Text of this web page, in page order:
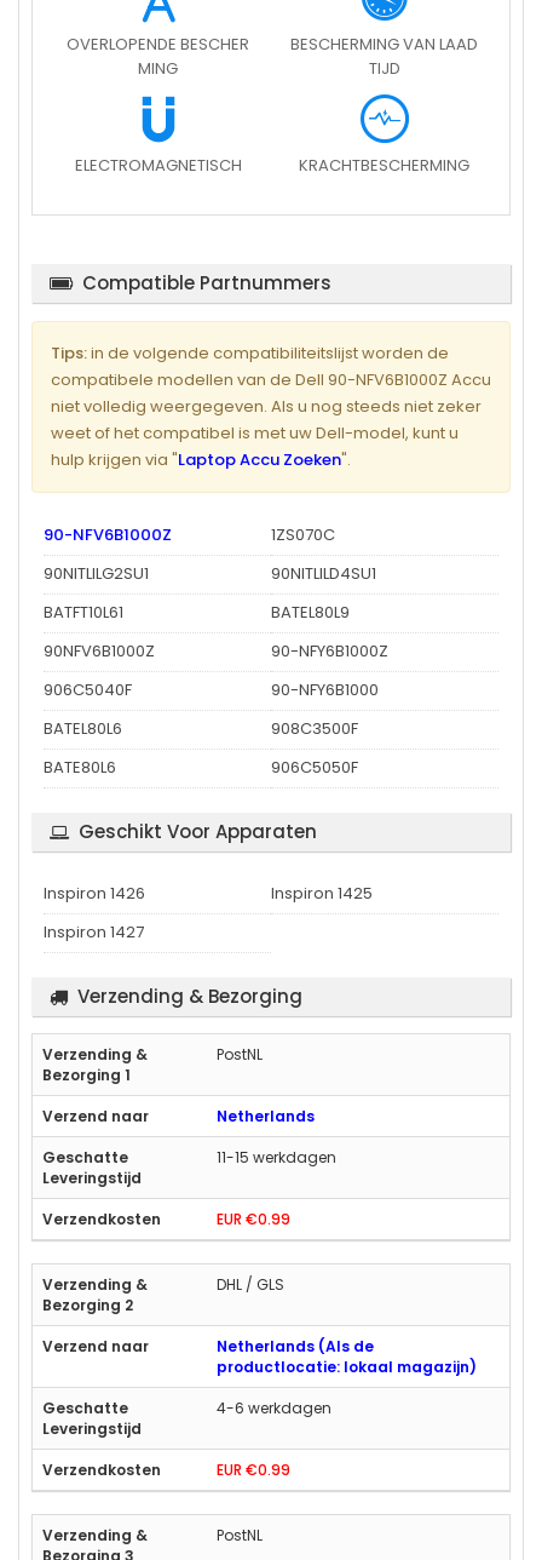
OVERLOPENDE BESCHER
MING
BESCHERMING VAN LAAD
TIJD
ELECTROMAGNETISCH KRACHTBESCHERMING
Compatible Partnummers
Tips:in de volgende compatibiliteitslijst worden de
compatibele modellen van de Dell 90-NFV6B1000Z Accu
niet volledig weergegeven. Als u nog steeds niet zeker
weet of het compatibel is met uw Dell-model, kunt u
hulp krijgen via "Laptop Accu Zoeken".
90-NFV6B1000Z
1ZS070C
90NITLILG2SU1
90NITLILD4SU1
BATFT10L61
BATEL80L9
90NFV6B1000Z
90-NFY6B1000Z
906C5040F
90-NFY6B1000
BATEL80L6
908C3500F
BATE80L6
906C5050F
Geschikt Voor Apparaten
Inspiron 1426
Inspiron 1425
Inspiron 1427
Verzending & Bezorging
PostNL
Netherlands
11-15 werkdagen
EUR €0.99
DHL / GLS
Netherlands (Als de
productlocatie: lokaal magazijn)
4-6 werkdagen
EUR €0.99
PostNL